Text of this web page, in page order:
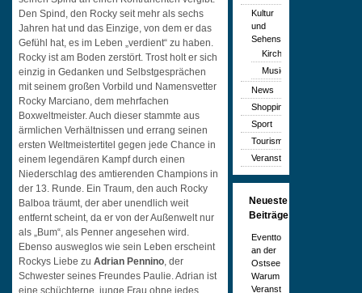
Den Spind, den Rocky seit mehr als sechs
Jahren hat und das Einzige, von dem er das
Gefühl hat, es im Leben „verdient“ zu haben.
Rocky ist am Boden zerstört. Trost holt er sich
einzig in Gedanken und Selbstgesprächen
mit seinem großen Vorbild und Namensvetter
Rocky Marciano, dem mehrfachen
Boxweltmeister. Auch dieser stammte aus
ärmlichen Verhältnissen und errang seinen
ersten Weltmeistertitel gegen jede Chance in
einem legendären Kampf durch einen
Niederschlag des amtierenden Champions in
der 13. Runde. Ein Traum, den auch Rocky
Balboa träumt, der aber unendlich weit
entfernt scheint, da er von der Außenwelt nur
als „Bum“, als Penner angesehen wird.
Ebenso ausweglos wie sein Leben erscheint
Rockys Liebe zuAdrian Pennino, der
Schwester seines Freundes Paulie. Adrian ist
Kultur
und
Sehenswürdigkeiten
Kirchen
Musicals
News
Shopping
Sport
Tourismus
Veranstaltungen
Neueste
Beiträge
Eventtourismus
an der
Ostsee:
Warum
Veranstaltungen